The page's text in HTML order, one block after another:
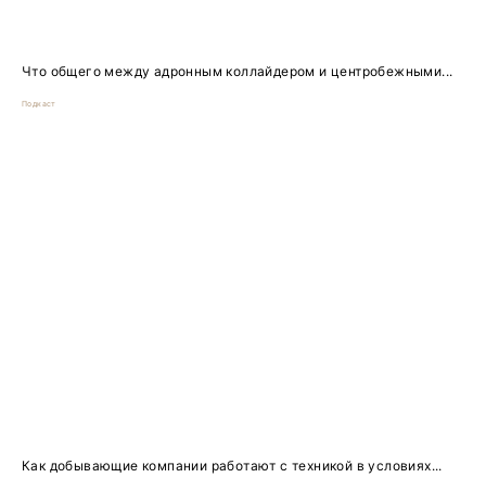
Что общего между адронным коллайдером и центробежными...
Подкаст
Как добывающие компании работают с техникой в условиях...